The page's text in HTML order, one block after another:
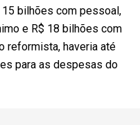
bilhões com pessoal,
e R$ 18 bilhões com
reformista, haveria até
para as despesas do